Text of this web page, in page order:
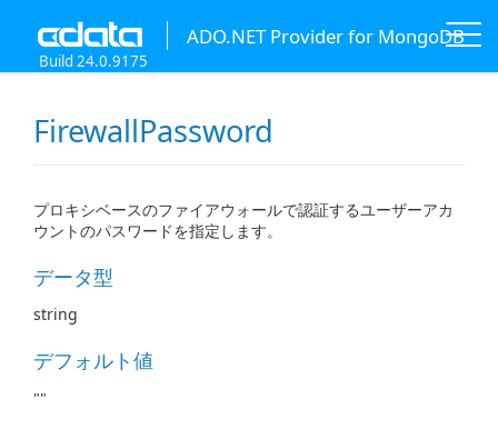
ADO.NET Provider for MongoDB
Build 24.0.9175
FirewallPassword
プロキシベースのファイアウォールで認証するユーザーアカ
ウントのパスワードを指定します。
データ型
string
デフォルト値
""